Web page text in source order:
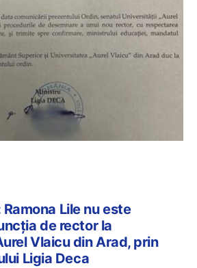
Ramona Lile nu este
de rector la
Vlaicu din Arad, prin
Ligia Deca